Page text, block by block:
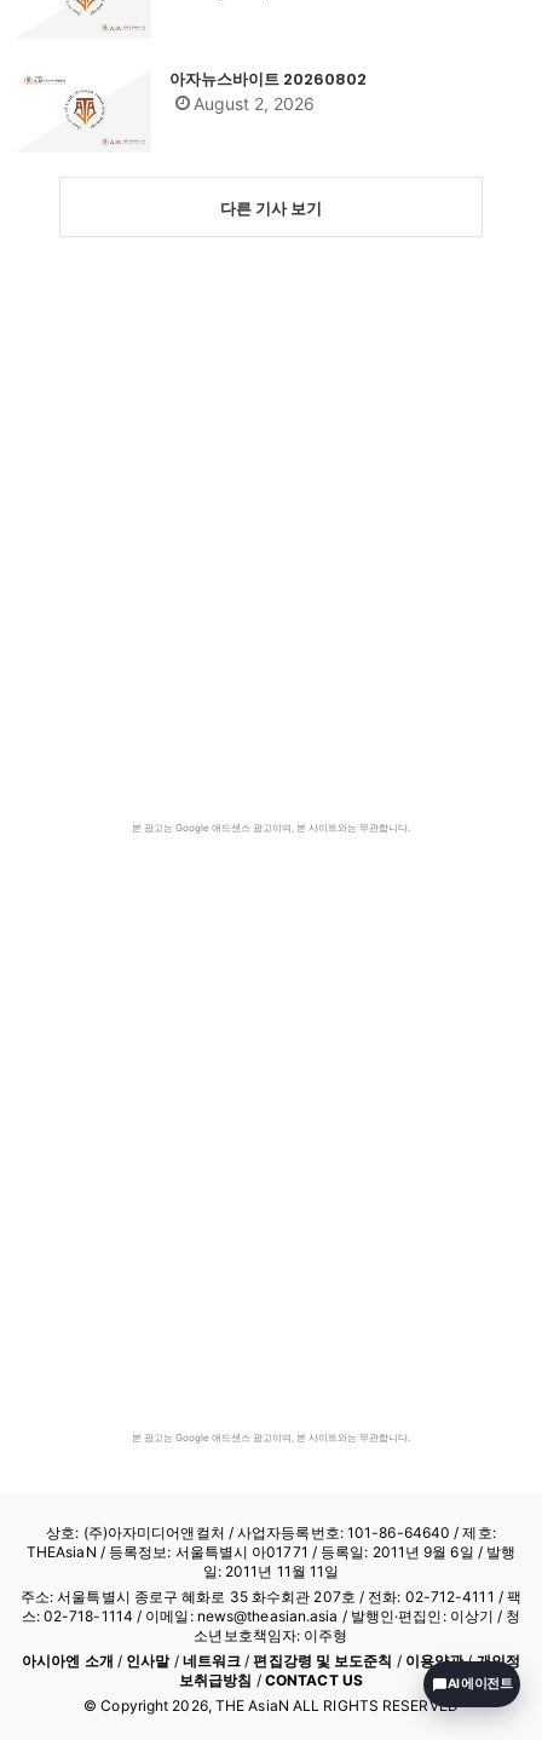
아자뉴스바이트 20260802
August 2, 2026
다른 기사 보기
본 광고는 Google 애드센스 광고이며, 본 사이트와는 무관합니다.
본 광고는 Google 애드센스 광고이며, 본 사이트와는 무관합니다.
상호: (주)아자미디어앤컬처 /사업자등록번호: 101-86-64640 / 제호:
THEAsiaN / 등록정보: 서울특별시 아01771 / 등록일: 2011년 9월 6일 / 발행
일: 2011년 11월 11일
주소: 서울특별시 종로구 혜화로 35 화수회관 207호 / 전화: 02-712-4111 / 팩
스: 02-718-1114 / 이메일: news@theasian.asia / 발행인·편집인: 이상기 / 청
소년보호책임자: 이주형
아시아엔 소개 / 인사말/ 네트워크 /편집강령 및 보도준칙 / 이용약관/개인정
보취급방침 / CONTACT US
© Copyright 2026, THE AsiaN ALL RIGHTS RESERVED
AI 에이전트